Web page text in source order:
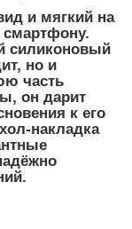
и мягкий на
смартфону.
силиконовый
но и
часть
он дарит
к его
накладка